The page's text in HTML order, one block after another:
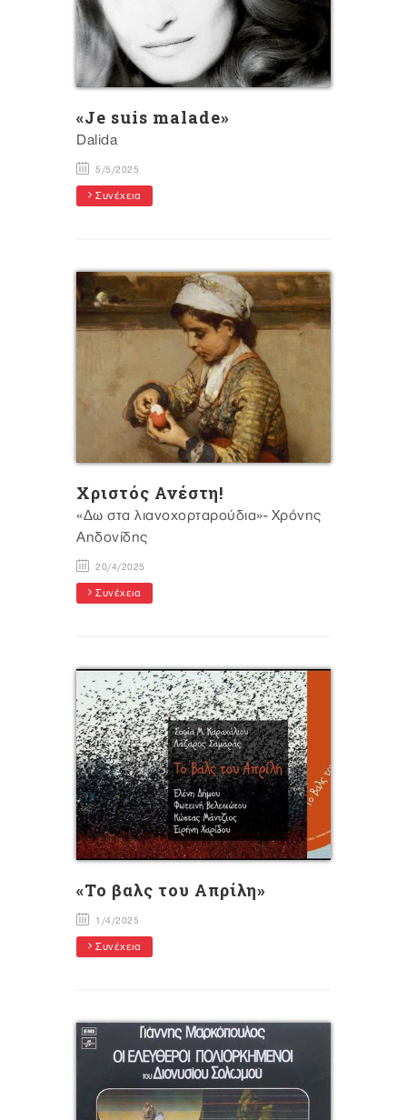
«Je suis malade»
Dalida
5/5/2025
Συνέχεια
Xριστός Ανέστη!
«Δω στα λιανοχορταρούδια»- Χρόνης
Αηδονίδης
20/4/2025
Συνέχεια
«Το βαλς του Απρίλη»
1/4/2025
Συνέχεια